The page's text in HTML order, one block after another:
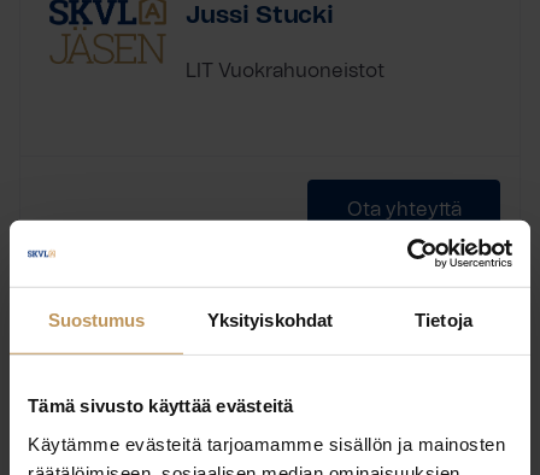
Suostumus Yksityiskohdat Tietoja
Tämä sivusto käyttää evästeitä
Käytämme evästeitä tarjoamamme sisällön ja mainosten
Jussi Stucki
LIT Vuokrahuoneistot
Ota yhteyttä
Jaana Nikula
LIT Vuokrahuoneistot